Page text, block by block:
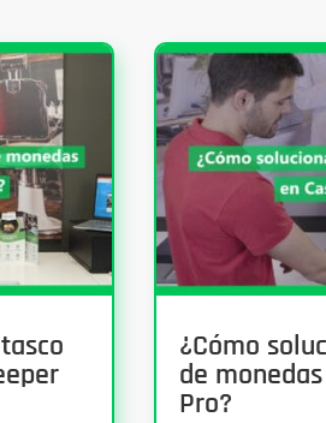
¿Cómo
de
Pro?